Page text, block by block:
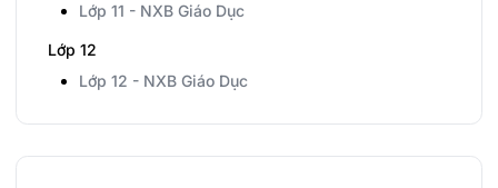
Lớp 11 - NXB Giáo Dục
Lớp 12
Lớp 12 - NXB Giáo Dục